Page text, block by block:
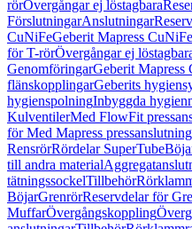
rörÖvergångar ej löstagbara
FörslutningarAnslutningar
CuNiFeGeberit Mapress CuNiFe
för T-rörÖvergångar ej
GenomföringarGeberit
flänskopplingarGeberits
hygienspolningInbyggda
KulventilerMed FlowFit
för Med Mapress
RensrörRördelar SuperTube
till andra material
tätningssockelTillbehör
BöjarGrenrörReservdelar för
MuffarÖvergångskoppling